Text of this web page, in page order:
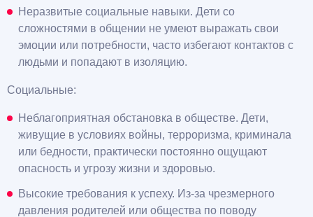
Неразвитые социальные навыки. Дети со
сложностями в общении не умеют выражать свои
эмоции или потребности, часто избегают контактов с
людьми и попадают в изоляцию.
Социальные:
Неблагоприятная обстановка в обществе. Дети,
живущие в условиях войны, терроризма, криминала
или бедности, практически постоянно ощущают
опасность и угрозу жизни и здоровью.
Высокие требования к успеху. Из-за чрезмерного
давления родителей или общества по поводу